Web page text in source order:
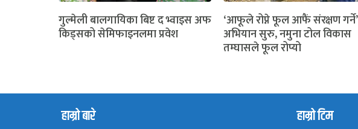
गुल्मेली बालगायिका बिष्ट द भ्वाइस अफ
किड्सको सेमिफाइनलमा प्रवेश
‘आफूले रोप्ने फूल आफैं संरक्षण गर्ने’
अभियान सुरु, नमुना टोल विकास
तम्घासले फूल रोप्यो
हाम्रो बारे हाम्रो टिम